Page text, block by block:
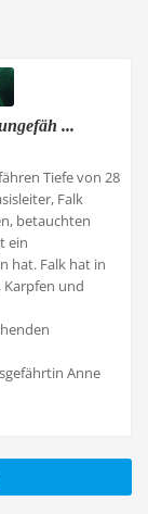
...
Tiefe von 28
Falk
betauchten
ein
hat. Falk hat in
Karpfen und
Anne